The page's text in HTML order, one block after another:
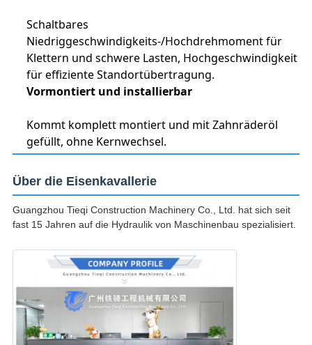
Schaltbares
Niedriggeschwindigkeits-/Hochdrehmoment für
Klettern und schwere Lasten, Hochgeschwindigkeit
für effiziente Standortübertragung.
Vormontiert und installierbar
Kommt komplett montiert und mit Zahnräderöl
gefüllt, ohne Kernwechsel.
Über die Eisenkavallerie
Guangzhou Tieqi Construction Machinery Co., Ltd. hat sich seit
fast 15 Jahren auf die Hydraulik von Maschinenbau spezialisiert.